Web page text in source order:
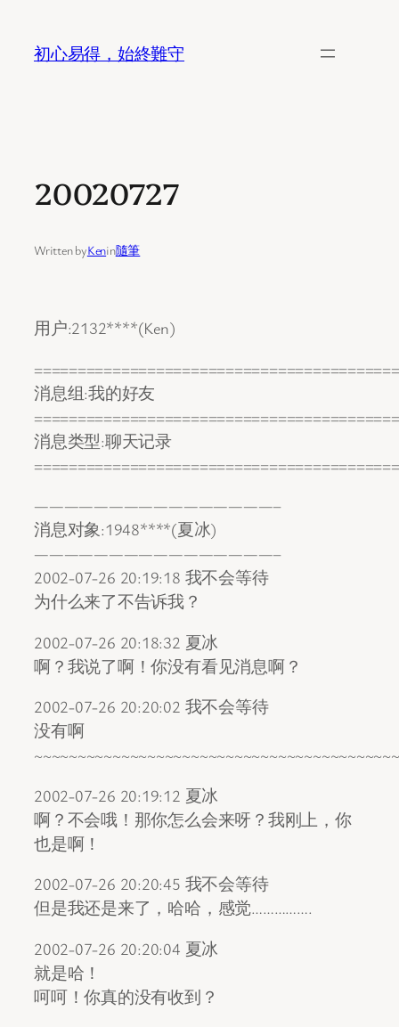
content
初心易得，始終難守
20020727
Written byKenin隨筆
用户:2132****(Ken)
消息组:我的好友
消息类型:聊天记录
————————————————–
消息对象:1948****(夏冰)
————————————————–
2002-07-26 20:19:18 我不会等待
为什么来了不告诉我？
2002-07-26 20:18:32 夏冰
啊？我说了啊！你没有看见消息啊？
2002-07-26 20:20:02 我不会等待
没有啊
2002-07-26 20:19:12 夏冰
啊？不会哦！那你怎么会来呀？我刚上，你
也是啊！
2002-07-26 20:20:45 我不会等待
但是我还是来了，哈哈，感觉…………….
2002-07-26 20:20:04 夏冰
就是哈！
呵呵！你真的没有收到？